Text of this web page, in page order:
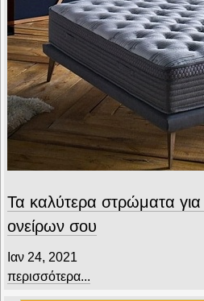
Τα καλύτερα στρώματα
ονείρων σου
Ιαν 24, 2021
περισσότερα...